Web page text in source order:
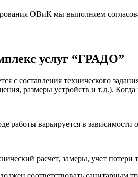
ОВиК мы выполняем
услуг “ГРАДО”
с составления технического
размеры устройств и т.д.).
работы варьируется в зависимости
расчет, замеры, учет потери